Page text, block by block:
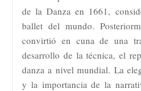
de la Danza en 1661,
ballet del mundo.
convirtió en cuna de una
desarrollo de la técnica, el
danza a nivel mundial. La
y la importancia de la